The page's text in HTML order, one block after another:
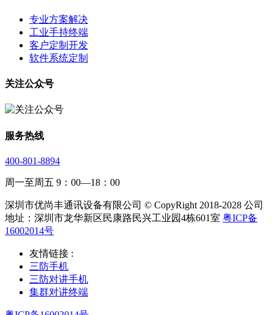
专业方案解决
工业手持终端
客户定制开发
软件系统定制
关注公众号
服务热线
400-801-8894
周一至周五 9：00—18：00
深圳市优尚丰通讯设备有限公司 © CopyRight 2018-2028 公司
地址：深圳市龙华新区民康路民兴工业园4栋601室 粤ICP备
16002014号
友情链接 :
三防手机
三防对讲手机
集群对讲终端